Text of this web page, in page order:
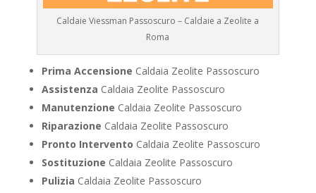
Caldaie Viessman Passoscuro – Caldaie a Zeolite a
Roma
Prima Accensione Caldaia Zeolite Passoscuro
Assistenza Caldaia Zeolite Passoscuro
Manutenzione Caldaia Zeolite Passoscuro
Riparazione Caldaia Zeolite Passoscuro
Pronto Intervento Caldaia Zeolite Passoscuro
Sostituzione Caldaia Zeolite Passoscuro
Pulizia Caldaia Zeolite Passoscuro